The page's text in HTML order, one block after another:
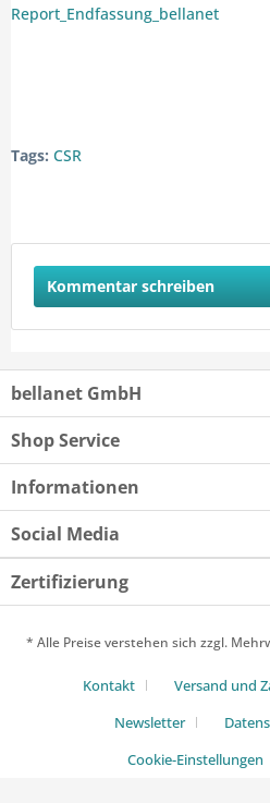
Report_Endfassung_bellanet
Tags: CSR
Kommentar schreiben
bellanet GmbH
Shop Service
Informationen
Social Media
Zertifizierung
* Alle Preise verstehen sich zzgl.
Kontakt
Versand und
Newsletter
Cookie-Einstellungen